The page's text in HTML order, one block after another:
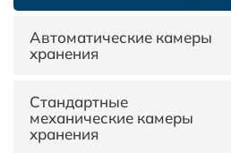
Автоматические камеры
хранения
хранения из HPL пластика
Автоматические камеры
хранения для аэропортов и
Стандартные
механические камеры
хранения